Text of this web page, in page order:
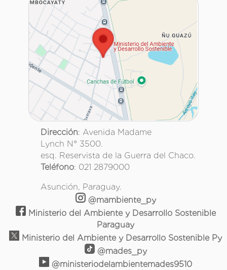
Dirección: Avenida Madame
Lynch N° 3500.
esq. Reservista de la Guerra del Chaco.
Teléfono: 021 2879000
Asunción, Paraguay.
@mambiente_py
Ministerio del Ambiente y Desarrollo Sostenible
Paraguay
Ministerio del Ambiente y Desarrollo Sostenible Py
@mades_py
@ministeriodelambientemades9510